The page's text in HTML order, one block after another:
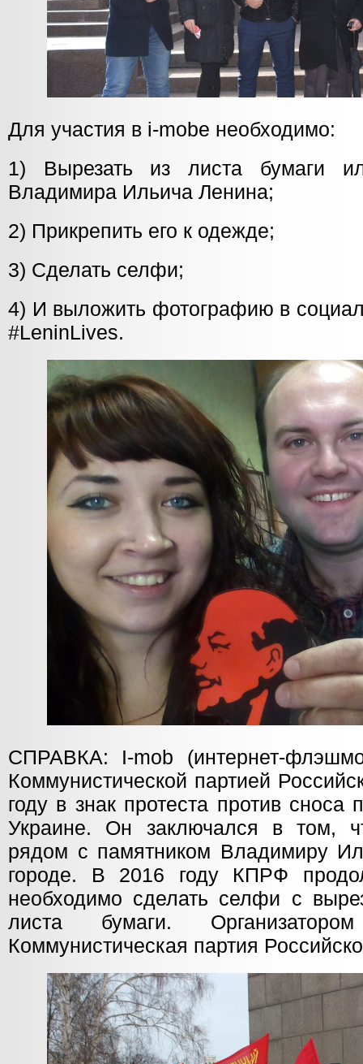
Для участия в i-mobe необходимо:
1) Вырезать из листа бумаги
Владимира Ильича Ленина;
2) Прикрепить его к одежде;
3) Сделать селфи;
4) И выложить фотографию в
#LeninLives.
СПРАВКА: I-mob (интернет-
Коммунистической партией
году в знак протеста против сноса
Украине. Он заключался в том,
рядом с памятником Владимиру
городе. В 2016 году КПРФ
необходимо сделать селфи с
листа бумаги.
Коммунистическая партия